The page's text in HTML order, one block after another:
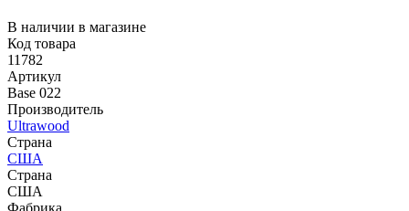
В наличии в магазине
Код товара
11782
Артикул
Base 022
Производитель
Ultrawood
Страна
США
Страна
США
Фабрика